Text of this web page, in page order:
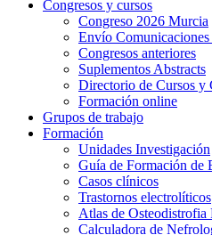
Congresos y cursos
Congreso 2026 Murcia
Envío
Congresos anteriores
Suplementos Abstracts
Directorio de Cursos y
Formación online
Grupos de trabajo
Formación
Unidades Investigación
Guía de Formación de
Casos clínicos
Trastornos electrolíticos
Atlas de Osteodistrofia
Calculadora de